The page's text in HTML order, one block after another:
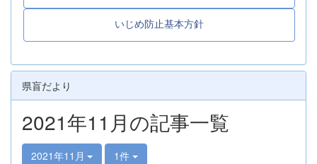
いじめ防止基本方針
県盲だより
2021年11月の記事一覧
2021年11月 1件